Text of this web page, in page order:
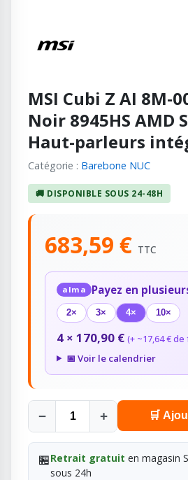
MSI Cubi Z AI 8M-
Noir 8945HS AMD
Haut-parleurs
Catégorie : Barebone NUC
🚚 DISPONIBLE SOUS 24-48H
683,59 € TTC
alma Payez en
2× 3× 4× 10×
4 × 170,90 € (+ ~17,64 € de
📅 Voir le calendrier
− + 🛒
🏪Retrait gratuit en magasin
sous 24h